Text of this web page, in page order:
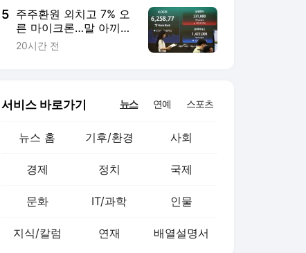
5 주주환원 외치고 7% 오
른 마이크론…말 아끼고
17% 깎인 하이닉스
20시간 전
서비스 바로가기 뉴스 연예 스포츠
뉴스 홈 기후/환경 사회
경제 정치 국제
문화 IT/과학 인물
지식/칼럼 연재 배열설명서